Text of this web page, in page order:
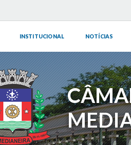
INSTITUCIONAL NOTÍCIAS